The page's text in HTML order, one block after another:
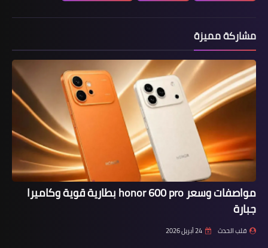
مشاركة مميزة
مواصفات وسعر honor 600 pro بطارية قوية وكاميرا
جبارة
قلب الحدث 24 أبريل 2026